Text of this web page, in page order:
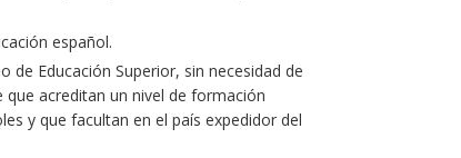
español.
Educación Superior, sin necesidad de
acreditan un nivel de formación
y que facultan en el país expedidor del